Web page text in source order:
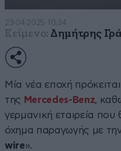
23·04·2025 10:34
Κείμενο: Δημήτρης
Μία νέα εποχή
της Mercedes-Benz,
γερμανική εταιρεία
όχημα παραγωγής με
wire».